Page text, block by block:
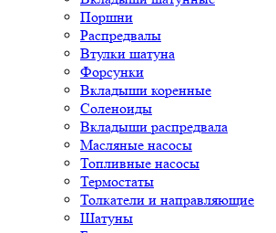
Поршни
Распредвалы
Втулки шатуна
Форсунки
Вкладыши коренные
Соленоиды
Вкладыши распредвала
Масляные насосы
Топливные насосы
Термостаты
Толкатели и направляющие
Шатуны